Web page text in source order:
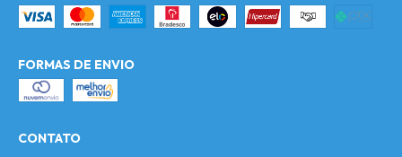
FORMAS DE ENVIO
CONTATO